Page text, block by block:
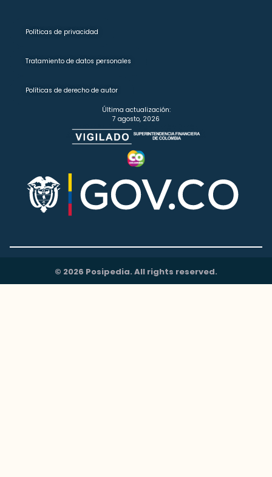
Políticas de privacidad
Tratamiento de datos personales
Políticas de derecho de autor
Última actualización:
7 agosto, 2026
© 2026 Posipedia. All rights reserved.